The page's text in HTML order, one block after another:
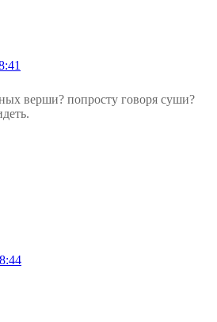
верши? попросту говоря суши?